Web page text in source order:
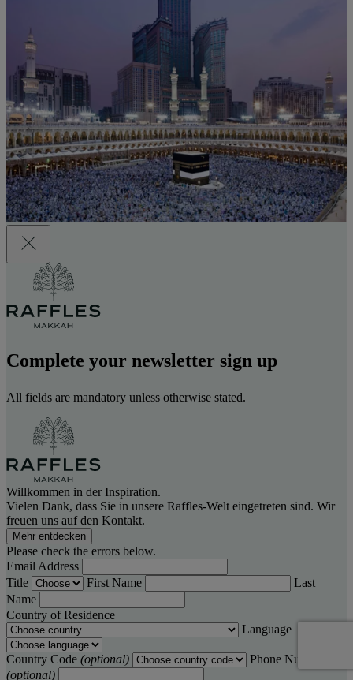
Complete your newsletter sign up
All fields are mandatory unless otherwise stated.
Willkommen in der Inspiration.
Vielen Dank, dass Sie in unsere Raffles-Welt eingetreten sind. Wir
freuen uns auf den Kontakt.
Mehr entdecken
Please check the errors below.
Email Address
Title
First Name
Last
Name
Country of Residence
Language
Country Code (optional)
Phone Number
(optional)